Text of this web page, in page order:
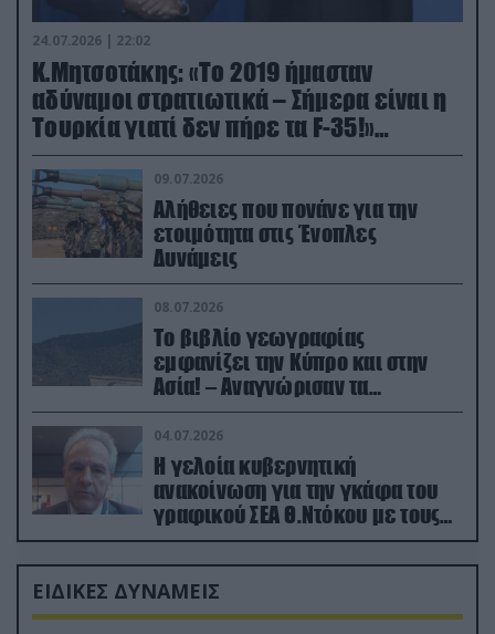
24.07.2026 | 22:02
Κ.Μητσοτάκης: «Το 2019 ήμασταν
αδύναμοι στρατιωτικά – Σήμερα είναι η
Τουρκία γιατί δεν πήρε τα F-35!»
(βίντεο)
09.07.2026
Αλήθειες που πονάνε για την
ετοιμότητα στις Ένοπλες
Δυνάμεις
08.07.2026
Το βιβλίο γεωγραφίας
εμφανίζει την Κύπρο και στην
Ασία! – Αναγνώρισαν τα
κατεχόμενα; (φωτο)
04.07.2026
Η γελοία κυβερνητική
ανακοίνωση για την γκάφα του
γραφικού ΣΕΑ Θ.Ντόκου με τους
Ρώσους φαρσέρ
ΕΙΔΙΚΕΣ ΔΥΝΑΜΕΙΣ